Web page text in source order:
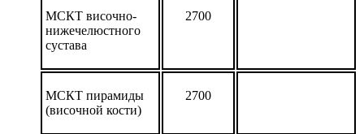
МСКТ височно-
нижечелюстного
сустава
2700
МСКТ пирамиды
(височной кости)
2700